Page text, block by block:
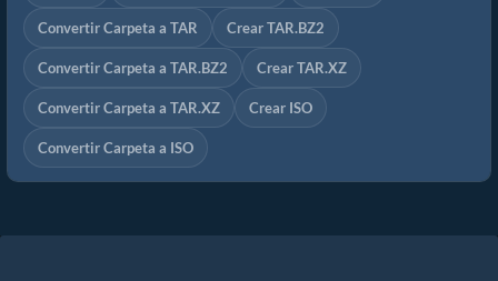
Convertir Carpeta a TAR Crear TAR.BZ2
Convertir Carpeta a TAR.BZ2 Crear TAR.XZ
Convertir Carpeta a TAR.XZ Crear ISO
Convertir Carpeta a ISO